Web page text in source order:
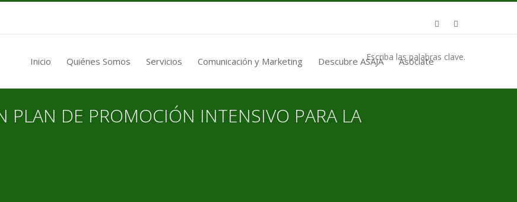
Inicio Quiénes Somos Servicios Comunicación y Marketing Descubre ASAJA Asóciate
Escriba las palabras clave.
PLAN DE PROMOCIÓN INTENSIVO PARA LA